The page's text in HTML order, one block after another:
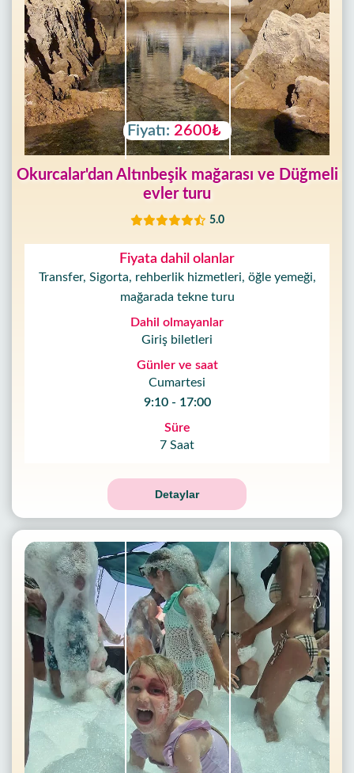
Fiyatı: 2600₺
Okurcalar'dan Altınbeşik mağarası ve Düğmeli
evler turu
5.0
Fiyata dahil olanlar
Transfer, Sigorta, rehberlik hizmetleri, öğle yemeği,
mağarada tekne turu
Dahil olmayanlar
Giriş biletleri
Günler ve saat
Cumartesi
9:10 - 17:00
Süre
7 Saat
Detaylar